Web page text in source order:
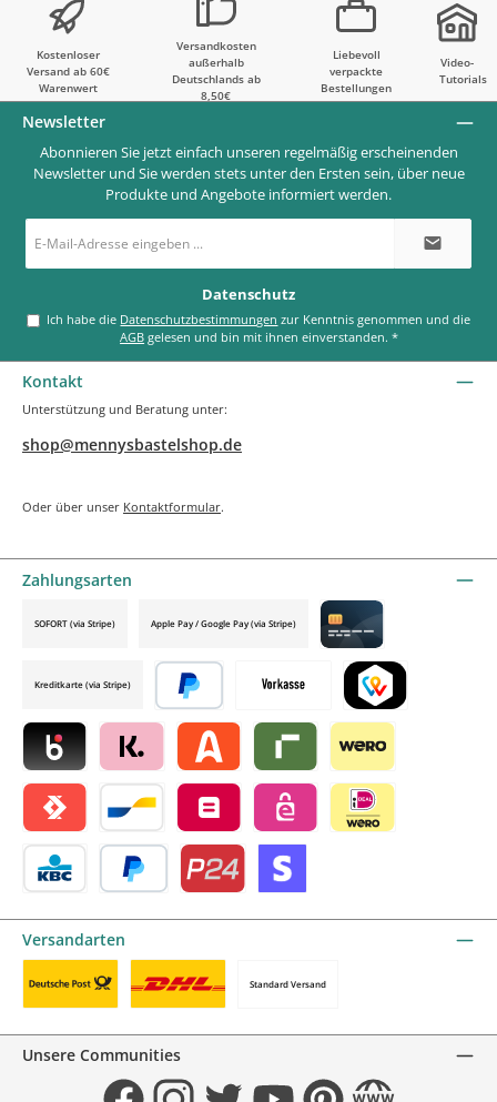
Kostenloser
Versand ab 60€
Warenwert
Versandkosten
außerhalb
Deutschlands ab
8,50€
Liebevoll
verpackte
Bestellungen
Video-
Tutorials
Newsletter
Abonnieren Sie jetzt einfach unseren regelmäßig erscheinenden
Newsletter und Sie werden stets unter den Ersten sein, über neue
Produkte und Angebote informiert werden.
Mail-
*
Datenschutz
Ich habe die Datenschutzbestimmungen
AGB gelesen und bin mit ihnen einverstanden.*
Kontakt
Unterstützung und Beratung unter:
shop@mennysbastelshop.de
Oder über unser Kontaktformular.
Zahlungsarten
Vorkasse TWINT by mollie
Blik by mollieKlarna by mollieAlma by mollieRiverty by mollie
Wero
Satispay by mollieBancontact by mollie
Belfius by mollieeps by mollie
SOFORT (via Stripe) Apple Pay / Google Pay (via Stripe)
Credit card by mollie
Kreditkarte (via Stripe)
Später bezahlen
Versandarten
Standard Versand
Unsere Communities